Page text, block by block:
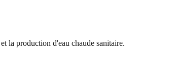
la production d'eau chaude sanitaire.